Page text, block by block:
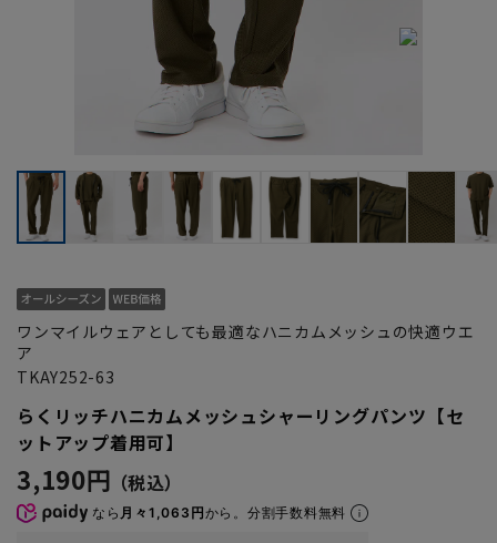
ワンマイルウェアとしても最適なハニカムメッシュの快適ウエ
ア
TKAY252-63
らくリッチハニカムメッシュシャーリングパンツ【セ
ットアップ着用可】
3,190円
なら 月々1,063円から。分割手数料無料